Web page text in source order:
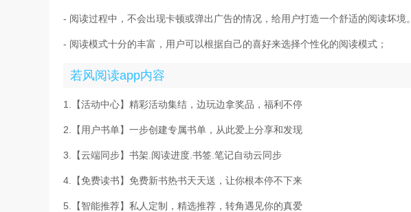
- 阅读过程中，不会出现卡顿或弹出广告的情况，给用户打造一个舒适的阅读坏境。
- 阅读模式十分的丰富，用户可以根据自己的喜好来选择个性化的阅读模式；
若风阅读app内容
1.【活动中心】精彩活动集结，边玩边拿奖品，福利不停
2.【用户书单】一步创建专属书单，从此爱上分享和发现
3.【云端同步】书架.阅读进度.书签.笔记自动云同步
4.【免费读书】免费新书热书天天送，让你根本停不下来
5.【智能推荐】私人定制，精选推荐，转角遇见你的真爱